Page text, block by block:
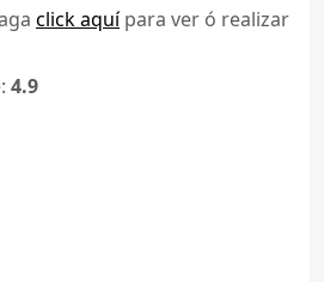
click aquípara ver ó realizar
4.9